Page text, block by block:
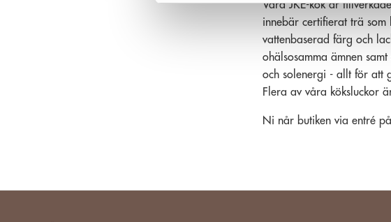
Våra JKE-kök är
innebär certifierat trä
vattenbaserad färg och
ohälsosamma ämnen
och solenergi - allt för att
Flera av våra köksluckor
Ni når butiken via entré